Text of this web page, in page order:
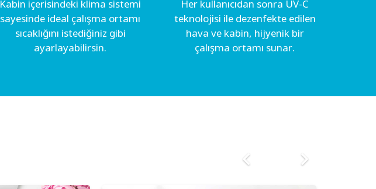
sayesinde ideal çalışma ortamı
sıcaklığını istediğiniz gibi
ayarlayabilirsin.
teknolojisi ile dezenfekte edilen
hava ve kabin, hijyenik bir
çalışma ortamı sunar.